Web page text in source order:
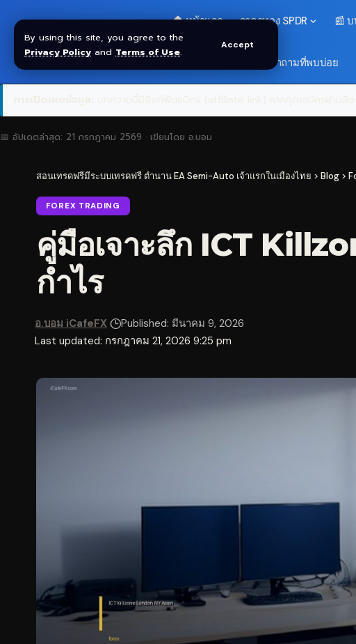
By using this site, you agree to the
Privacy Policy and Terms of Use.
Accept
🏠 หน้าแรก ราคาทอง SPDR 📰
❓ คำถามที่พบบ่อย
📅 อัปเดตล่าสุด: 21 กรกฎาคม 2569 · เขียนโดย อ.บอม
สอนเทรดฟรีมีระบบเทรดฟรี ตำนาน EA Semi-Auto เจ้าแรกในเมืองไทย > Blog >
FOREX TRADING
คู่มือเจาะลึก ICT
กำไร
Last updated: กรกฎาคม 21, 2026 9:25 pm
อ.บอม iCafeFX Published: มีนาคม 9, 2026